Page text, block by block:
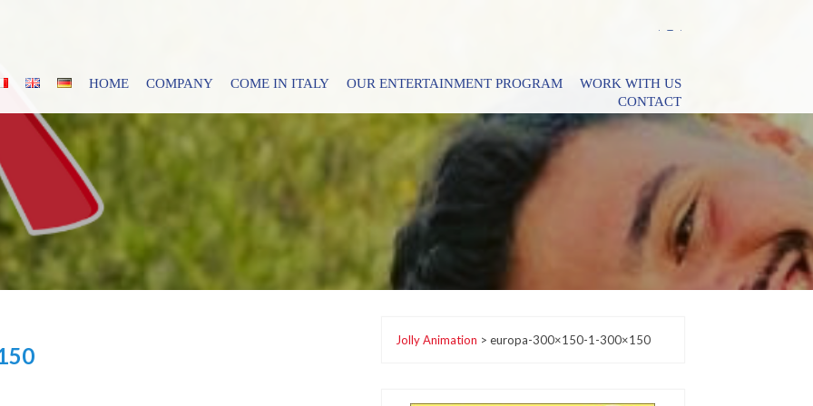
HOME COMPANY COME IN ITALY OUR ENTERTAINMENT PROGRAM
WORK WITH US
CONTACT
Jolly Animation > europa-300×150-1-300×150